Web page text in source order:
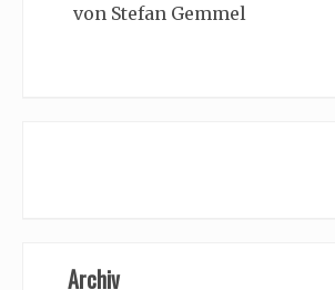
von Stefan Gemmel
Archiv